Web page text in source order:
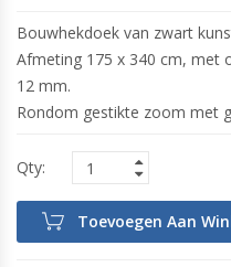
Bouwhekdoek van zwart
Afmeting 175 x 340 cm, met
12 mm.
Rondom gestikte zoom met
Toevoegen Aan